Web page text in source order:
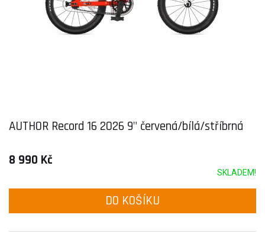
AUTHOR Record 16 2026 9" červená/bílá/stříbrná
8 990 Kč
SKLADEM!
DO KOŠÍKU